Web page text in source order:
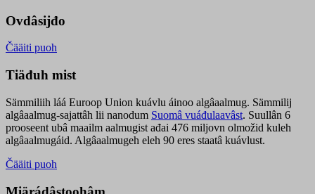
Ovdâsijđo
Čääiti puoh
Tiäđuh mist
Sämmiliih láá Euroop Union kuávlu áinoo algâaalmug. Sämmilij
algâaalmug-sajattâh lii nanodum Suomâ vuáđulaavâst. Suullân 6
prooseent ubâ maailm aalmugist ađai 476 miljovn olmožid kuleh
algâaalmugáid. Algâaalmugeh eleh 90 eres staatâ kuávlust.
Čääiti puoh